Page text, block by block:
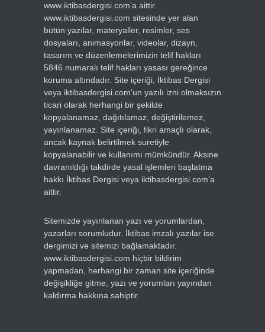
www.iktibasdergisi.com’a aittir.
www.iktibasdergisi.com sitesinde yer alan
bütün yazılar, materyaller, resimler, ses
dosyaları, animasyonlar, videolar, dizayn,
tasarım ve düzenlemelerimizin telif hakları
5846 numaralı telif hakları yasası gereğince
koruma altındadır. Site içeriği, İktibas Dergisi
veya iktibasdergisi.com’un yazılı izni olmaksızın
ticari olarak herhangi bir şekilde
kopyalanamaz, dağıtılamaz, değiştirilemez,
yayınlanamaz. Site içeriği, fikri amaçlı olarak,
ancak kaynak belirtilmek suretiyle
kopyalanabilir ve kullanımı mümkündür. Aksine
davranıldığı takdirde yasal işlemleri başlatma
hakkı İktibas Dergisi veya iktibasdergisi.com’a
aittir.
Sitemizde yayınlanan yazı ve yorumlardan,
yazarları sorumludur. İktibas imzalı yazılar ise
dergimizi ve sitemizi bağlamaktadır.
www.iktibasdergisi.com hiçbir bildirim
yapmadan, herhangi bir zaman site içeriğinde
değişikliğe gitme, yazı ve yorumları yayından
kaldırma hakkına sahiptir.